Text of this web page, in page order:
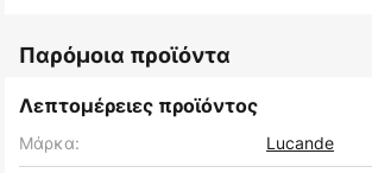
Παρόμοια προϊόντα
Λεπτομέρειες προϊόντος
Μάρκα:
Lucande